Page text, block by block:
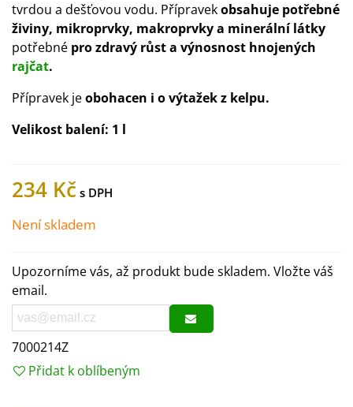
tvrdou a dešťovou vodu. Přípravekobsahuje potřebné
živiny, mikroprvky, makroprvky a minerální látky
potřebné pro zdravý růst a výnosnost hnojených
rajčat.
Přípravek jeobohacen i o výtažek z kelpu.
Velikost balení: 1 l
234 Kč
Není skladem
Upozorníme vás, až produkt bude skladem. Vložte váš
email.
7000214Z
Přidat k oblíbeným